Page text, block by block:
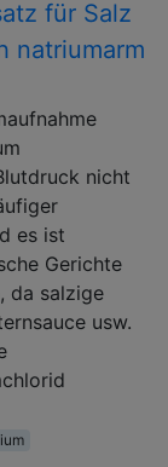
für Salz
natriumarm
nicht
es ist
Gerichte
da salzige
usw.